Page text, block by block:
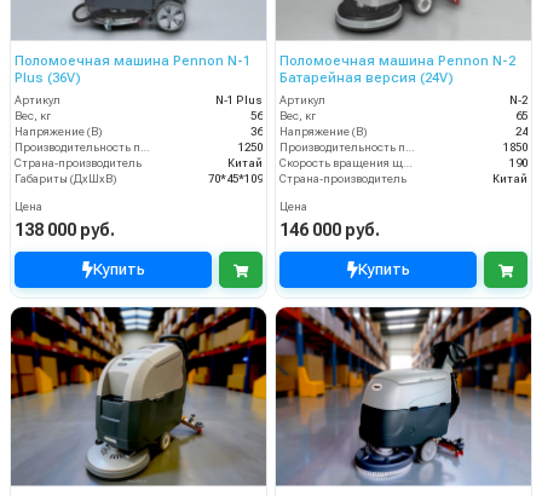
Поломоечная машина Pennon N-1
Plus (36V)
Артикул
N-1 Plus
Вес, кг
56
Напряжение (В)
36
Производительность по площади (м2/ч)
1250
Страна-производитель
Китай
Габариты (ДхШхВ)
70*45*109
Цена
138 000 руб.
Купить
Поломоечная машина Pennon N-2
Батарейная версия (24V)
Артикул
N-2
Вес, кг
65
Напряжение (В)
24
Производительность по площади (м2/ч)
1850
Скорость вращения щётки (об/мин)
190
Страна-производитель
Китай
Цена
146 000 руб.
Купить